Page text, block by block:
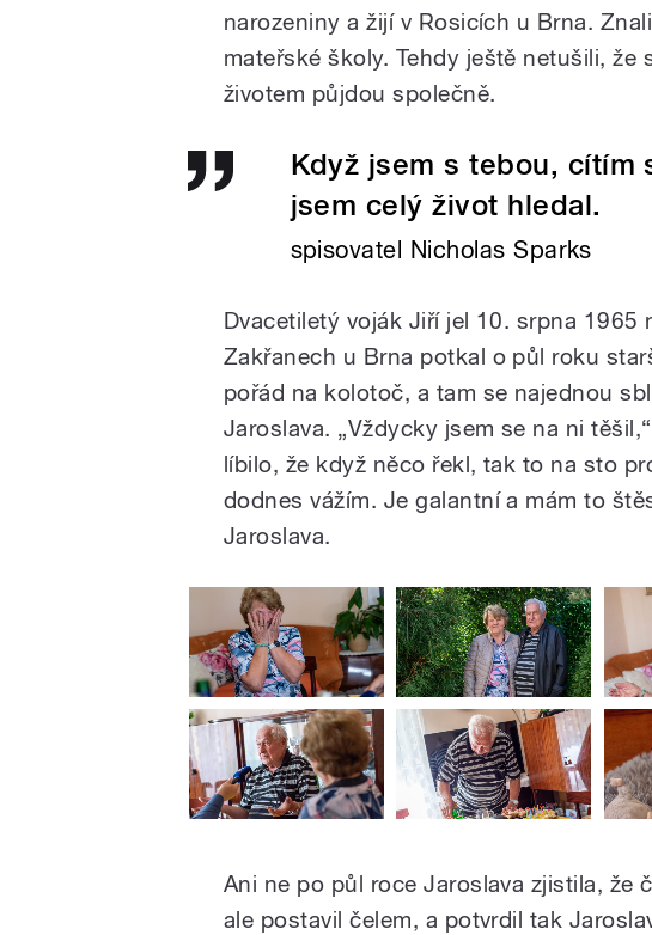
narozeniny a žijí v Rosicích u Brna.
mateřské školy. Tehdy ještě netušili, že
životem půjdou společně.
Když jsem s tebou, cítím
jsem celý život hledal.
spisovatel Nicholas Sparks
Dvacetiletý voják Jiří jel 10. srpna 1965
Zakřanech u Brna potkal o půl roku
pořád na kolotoč, a tam se najednou
Jaroslava. „Vždycky jsem se na ni
líbilo, že když něco řekl, tak to na sto
dodnes vážím. Je galantní a mám to
Jaroslava.
Ani ne po půl roce Jaroslava zjistila, že
ale postavil čelem, a potvrdil tak